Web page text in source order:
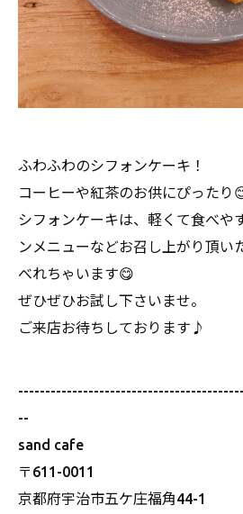
ふわふわのシフォンケーキ！
コーヒーや紅茶のお供にぴったり
シフォンケーキは、軽くて食べや
ンメニューなどお召し上がり頂い
べれちゃいます😋
ぜひぜひお試し下さいませ。
ご来店お待ちしております♪
--
sand cafe
〒611-0011
京都府宇治市五ケ庄福角44-1